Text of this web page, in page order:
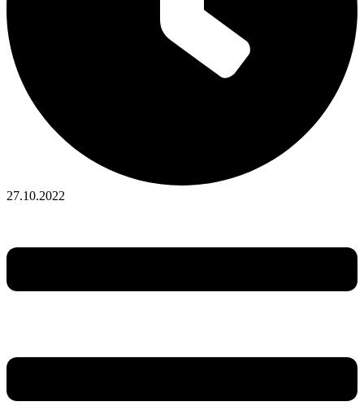
27.10.2022